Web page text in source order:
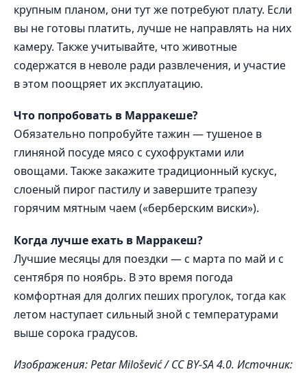
крупным планом, они тут же потребуют плату. Если
вы не готовы платить, лучше не направлять на них
камеру. Также учитывайте, что животные
содержатся в неволе ради развлечения, и участие
в этом поощряет их эксплуатацию.
Что попробовать в Марракеше?
Обязательно попробуйте тажин — тушеное в
глиняной посуде мясо с сухофруктами или
овощами. Также закажите традиционный кускус,
слоеный пирог пастилу и завершите трапезу
горячим мятным чаем («берберским виски»).
Когда лучше ехать в Марракеш?
Лучшие месяцы для поездки — с марта по май и с
сентября по ноябрь. В это время погода
комфортная для долгих пеших прогулок, тогда как
летом наступает сильный зной с температурами
выше сорока градусов.
Изображения: Petar Milošević / CC BY-SA 4.0. Источник: